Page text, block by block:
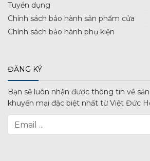
Tuyển dụng
Chính sách bảo hành sản phẩm cửa
Chính sách bảo hành phụ kiện
ĐĂNG KÝ
Bạn sẽ luôn nhận được thông tin về
khuyến mại đặc biệt nhất từ Việt Đức